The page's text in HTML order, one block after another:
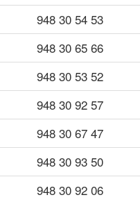
948 30 54 53
948 30 65 66
948 30 53 52
948 30 92 57
948 30 67 47
948 30 93 50
948 30 92 06